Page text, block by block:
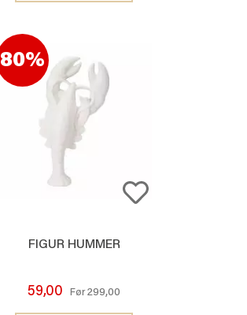
80%
FIGUR HUMMER
59,00 Før299,00